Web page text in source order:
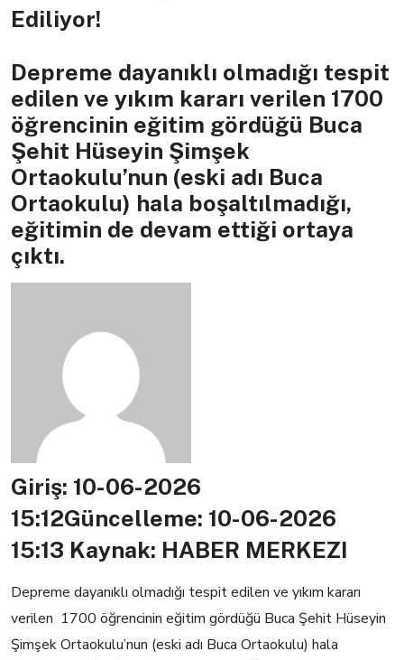
Ediliyor!
Depreme dayanıklı olmadığı tespit
edilen ve yıkım kararı verilen 1700
öğrencinin eğitim gördüğü Buca
Şehit Hüseyin Şimşek
Ortaokulu’nun (eski adı Buca
Ortaokulu) hala boşaltılmadığı,
eğitimin de devam ettiği ortaya
çıktı.
Giriş: 10-06-2026
15:12Güncelleme: 10-06-2026
15:13 Kaynak: HABER MERKEZI
Depreme dayanıklı olmadığı tespit edilen ve yıkım kararı
verilen 1700 öğrencinin eğitim gördüğü Buca Şehit Hüseyin
Şimşek Ortaokulu’nun (eski adı Buca Ortaokulu) hala